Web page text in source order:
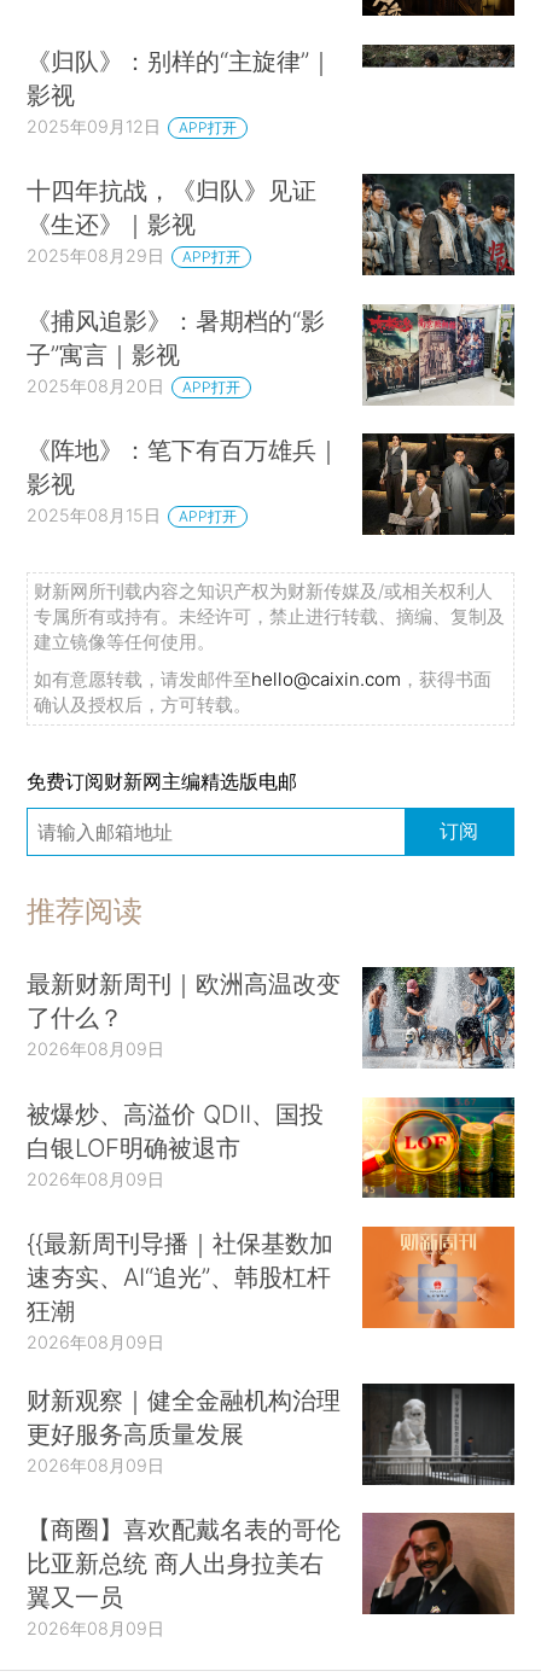
《归队》：别样的“主旋律”｜
影视
2025年09月12日 APP打开
十四年抗战，《归队》见证
《生还》｜影视
2025年08月29日 APP打开
《捕风追影》：暑期档的“影
子”寓言｜影视
2025年08月20日 APP打开
《阵地》：笔下有百万雄兵｜
影视
2025年08月15日 APP打开
财新网所刊载内容之知识产权为财新传媒及/或相关权利人
专属所有或持有。未经许可，禁止进行转载、摘编、复制及
建立镜像等任何使用。
如有意愿转载，请发邮件至hello@caixin.com ，获得书面
确认及授权后，方可转载。
免费订阅财新网主编精选版电邮
订阅
推荐阅读
最新财新周刊｜欧洲高温改变
了什么？
2026年08月09日
被爆炒、高溢价 QDII、国投
白银LOF明确被退市
2026年08月09日
{{最新周刊导播｜社保基数加
速夯实、AI“追光”、韩股杠杆
狂潮
2026年08月09日
财新观察｜健全金融机构治理
更好服务高质量发展
2026年08月09日
【商圈】喜欢配戴名表的哥伦
比亚新总统 商人出身拉美右
翼又一员
2026年08月09日